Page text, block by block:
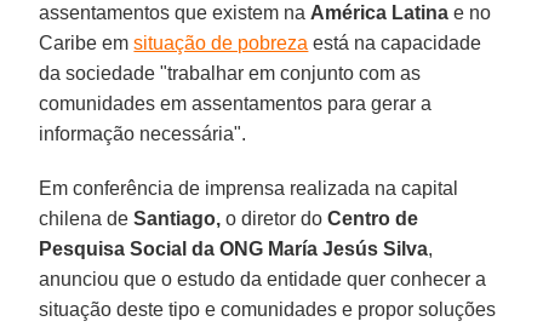
assentamentos que existem na América Latina e no
Caribe emsituação de pobreza está na capacidade
da sociedade "trabalhar em conjunto com as
comunidades em assentamentos para gerar a
informação necessária".
Em conferência de imprensa realizada na capital
chilena deSantiago, o diretor doCentro de
Pesquisa Social da ONG María Jesús Silva,
anunciou que o estudo da entidade quer conhecer a
situação deste tipo e comunidades e propor soluções